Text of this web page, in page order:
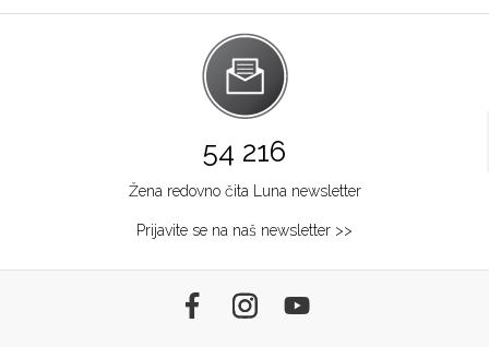
54 216
Žena redovno čita Luna newsletter
Prijavite se na naš newsletter >>